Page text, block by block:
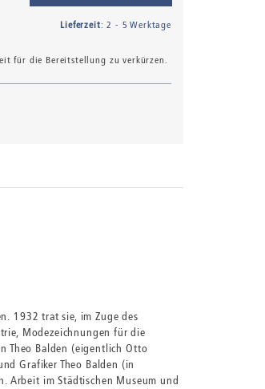
Lieferzeit: 2 - 5 Werktage
für die Bereitstellung zu verkürzen.
1932 trat sie, im Zuge des
Modezeichnungen für die
Theo Balden (eigentlich Otto
Grafiker Theo Balden (in
Arbeit im Städtischen Museum und